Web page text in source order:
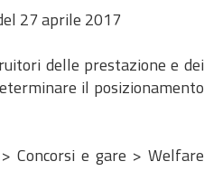
27 aprile 2017
delle prestazione e dei
il posizionamento
Concorsi e gare > Welfare